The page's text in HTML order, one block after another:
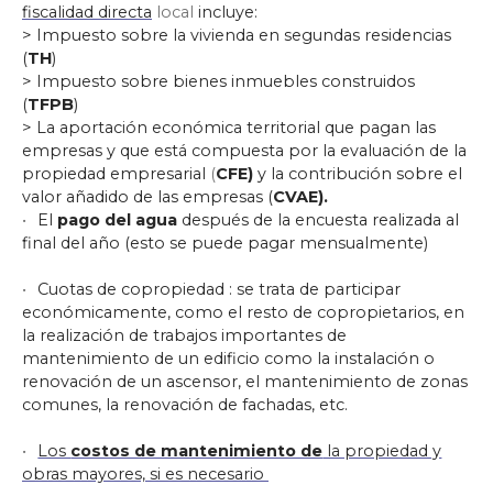
fiscalidad directa local incluye:
> Impuesto sobre la vivienda en segundas residencias
(TH)
> Impuesto sobre bienes inmuebles construidos
(TFPB)
> La aportación económica territorial que pagan las
empresas y que está compuesta por la evaluación de la
propiedad empresarial (CFE) y la contribución sobre el
valor añadido de las empresas (CVAE).
El pago del agua después de la encuesta realizada al
final del año (esto se puede pagar mensualmente)
Cuotas de copropiedad : se trata de participar
económicamente, como el resto de copropietarios, en
la realización de trabajos importantes de
mantenimiento de un edificio como la instalación o
renovación de un ascensor, el mantenimiento de zonas
comunes, la renovación de fachadas, etc.
Los costos de mantenimiento de la propiedad y
obras mayores, si es necesario